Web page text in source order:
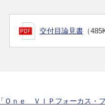
交付目論見書 （
Ｏｎｅ ＶＩＰフォーカス・